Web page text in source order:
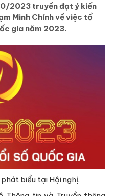
2023 truyền đạt ý kiến
Minh Chính về việc tổ
gia năm 2023.
biểu tại Hội nghị.